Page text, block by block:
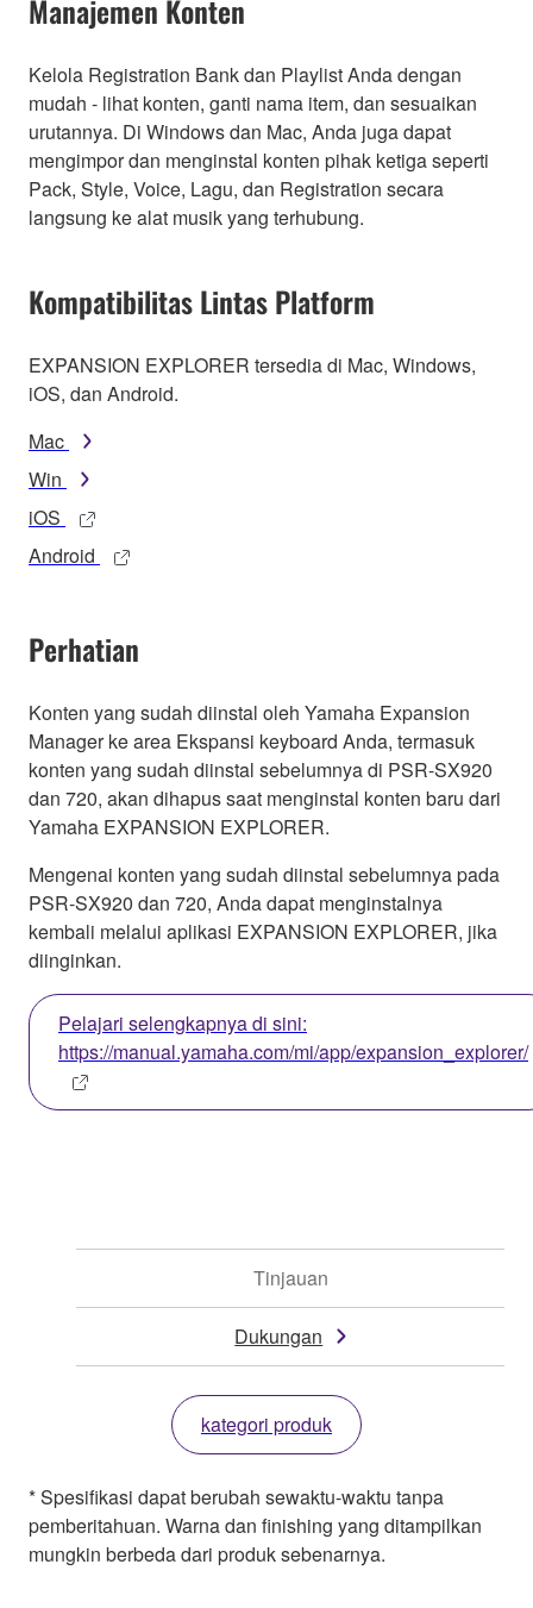
Manajemen Konten
Kelola Registration Bank dan Playlist Anda dengan
mudah - lihat konten, ganti nama item, dan sesuaikan
urutannya. Di Windows dan Mac, Anda juga dapat
mengimpor dan menginstal konten pihak ketiga seperti
Pack, Style, Voice, Lagu, dan Registration secara
langsung ke alat musik yang terhubung.
Kompatibilitas Lintas Platform
EXPANSION EXPLORER tersedia di Mac, Windows,
iOS, dan Android.
Mac
Win
iOS
Android
Perhatian
Konten yang sudah diinstal oleh Yamaha Expansion
Manager ke area Ekspansi keyboard Anda, termasuk
konten yang sudah diinstal sebelumnya di PSR-SX920
dan 720, akan dihapus saat menginstal konten baru dari
Yamaha EXPANSION EXPLORER.
Mengenai konten yang sudah diinstal sebelumnya pada
PSR-SX920 dan 720, Anda dapat menginstalnya
kembali melalui aplikasi EXPANSION EXPLORER, jika
diinginkan.
Pelajari selengkapnya di sini:
https://manual.yamaha.com/mi/app/expansion_explorer/
Tinjauan
Dukungan
kategori produk
* Spesifikasi dapat berubah sewaktu-waktu tanpa
pemberitahuan. Warna dan finishing yang ditampilkan
mungkin berbeda dari produk sebenarnya.